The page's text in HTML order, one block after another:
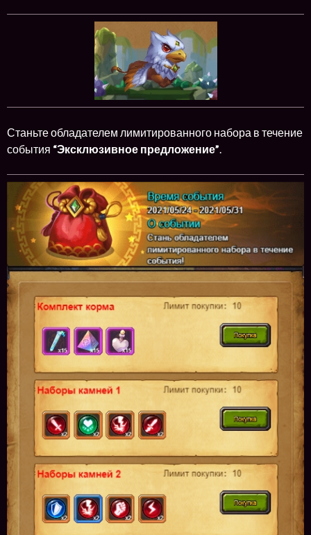
Станьте обладателем лимитированного набора в течение
события “Эксклюзивное предложение”.